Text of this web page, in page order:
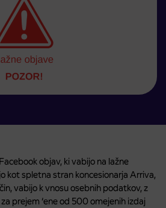
objav, ki vabijo na lažne
kot spletna stran koncesionarja Arriva,
vabijo k vnosu osebnih podatkov, z
prejem ‘ene od 500 omejenih izdaj